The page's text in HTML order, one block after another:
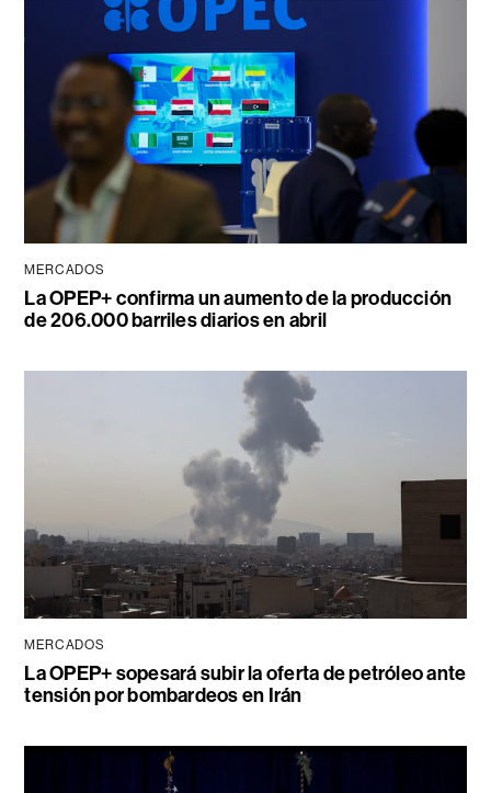
MERCADOS
La OPEP+ confirma un aumento de la producción
de 206.000 barriles diarios en abril
MERCADOS
La OPEP+ sopesará subir la oferta de petróleo ante
tensión por bombardeos en Irán